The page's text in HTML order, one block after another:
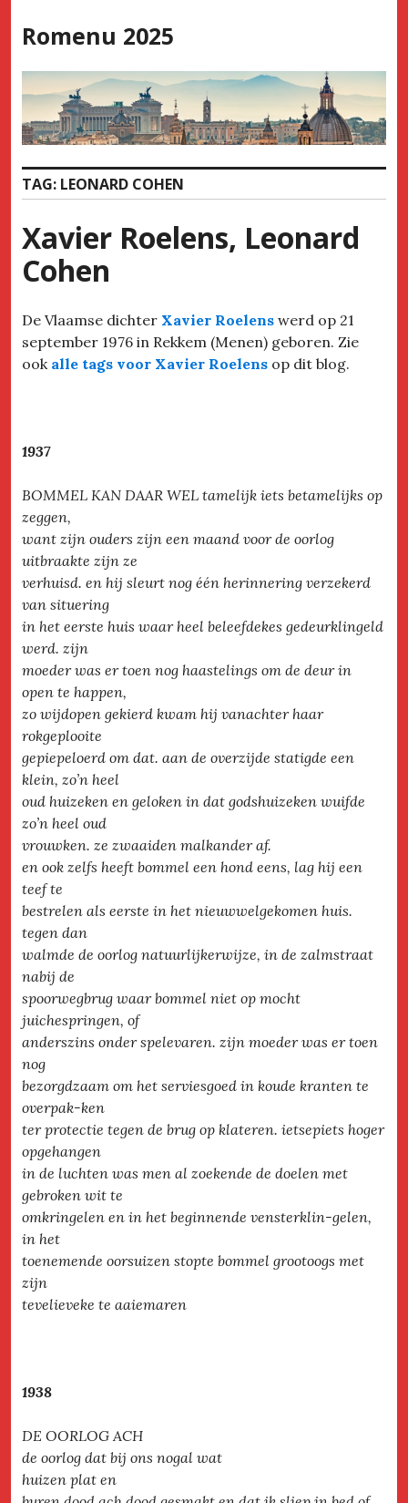
to
Romenu 2025
TAG: LEONARD COHEN
Xavier Roelens, Leonard
Cohen
De Vlaamse dichter Xavier Roelens werd op 21
september 1976 in Rekkem (Menen) geboren. Zie
ook alle tags voor Xavier Roelens op dit blog.
1937
BOMMEL KAN DAAR WEL tamelijk iets betamelijks op
zeggen,
want zijn ouders zijn een maand voor de oorlog
uitbraakte zijn ze
verhuisd. en hij sleurt nog één herinnering verzekerd
van situering
in het eerste huis waar heel beleefdekes gedeurklingeld
werd. zijn
moeder was er toen nog haastelings om de deur in
open te happen,
zo wijdopen gekierd kwam hij vanachter haar
rokgeplooite
gepiepeloerd om dat. aan de overzijde statigde een
klein, zo’n heel
oud huizeken en geloken in dat godshuizeken wuifde
zo’n heel oud
vrouwken. ze zwaaiden malkander af.
en ook zelfs heeft bommel een hond eens, lag hij een
teef te
bestrelen als eerste in het nieuwwelgekomen huis.
tegen dan
walmde de oorlog natuurlijkerwijze, in de zalmstraat
nabij de
spoorwegbrug waar bommel niet op mocht
juichespringen, of
anderszins onder spelevaren. zijn moeder was er toen
nog
bezorgdzaam om het serviesgoed in koude kranten te
overpak-ken
ter protectie tegen de brug op klateren. ietsepiets hoger
opgehangen
in de luchten was men al zoekende de doelen met
gebroken wit te
omkringelen en in het beginnende vensterklin-gelen,
in het
toenemende oorsuizen stopte bommel grootoogs met
zijn
tevelieveke te aaiemaren
1938
DE OORLOG ACH
de oorlog dat bij ons nogal wat
huizen plat en